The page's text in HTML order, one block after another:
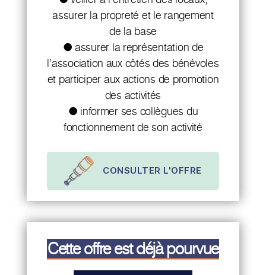
assurer la propreté et le rangement
de la base
● assurer la représentation de
l’association aux côtés des bénévoles
et participer aux actions de promotion
des activités
● informer ses collègues du
fonctionnement de son activité
CONSULTER L'OFFRE
Cette offre est déjà pourvue